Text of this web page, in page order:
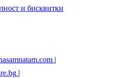
и бисквитки
|
|